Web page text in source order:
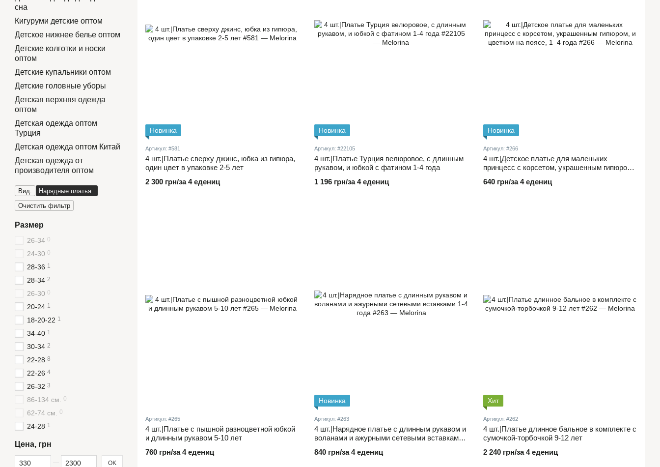
Новинка
Артикул: #581
4 шт.|Платье сверху джинс, юбка из гипюра,
один цвет в упаковке 2-5 лет
2 300 грн/за 4 едениц
Новинка
Артикул: #22105
4 шт.|Платье Турция велюровое, с длинным
рукавом, и юбкой с фатином 1-4 года
1 196 грн/за 4 едениц
Новинка
Артикул: #266
4 шт.|Детское платье для маленьких
принцесс с корсетом, украшенным гипюром,
640 грн/за 4 едениц
Артикул: #265
4 шт.|Платье с пышной разноцветной юбкой
и длинным рукавом 5-10 лет
760 грн/за 4 едениц
Новинка
Артикул: #263
4 шт.|Нарядное платье с длинным рукавом и
воланами и ажурными сетевыми вставками
840 грн/за 4 едениц
Хит
Артикул: #262
4 шт.|Платье длинное бальное в комплекте с
сумочкой-торбочкой 9-12 лет
2 240 грн/за 4 едениц
сна
Кигуруми детские оптом
Детское нижнее белье оптом
Детские колготки и носки
оптом
Детские купальники оптом
Детские головные уборы
Детская верхняя одежда
оптом
Детская одежда оптом
Турция
Детская одежда оптом Китай
Детская одежда от
производителя оптом
Вид:
Нарядные платья
Очистить фильтр
Размер
26-34 0
24-30 0
28-36 1
28-34 2
26-30 0
20-24 1
18-20-22 1
34-40 1
30-34 2
22-28 8
22-26 4
26-32 3
86-134 см. 0
62-74 см. 0
24-28 1
Цена, грн
От Цена, грн
До Цена, грн OK